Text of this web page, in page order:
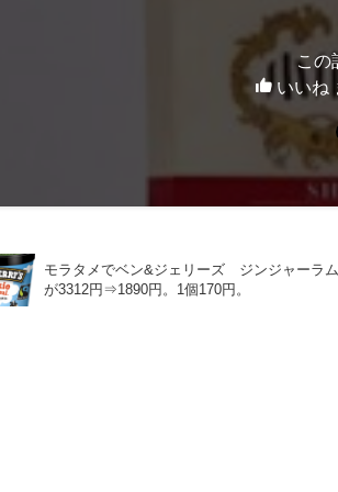
この
いいね
モラタメでベン&ジェリーズ ジンジャーラ
が3312円⇒1890円。1個170円。